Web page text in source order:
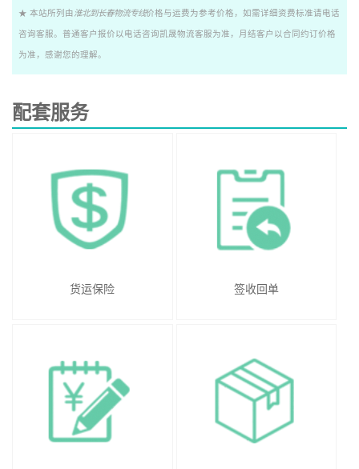
★ 本站所列由淮北到长春物流专线价格与运费为参考价格，如需详细资费标准请电话
咨询客服。普通客户报价以电话咨询凯晟物流客服为准，月结客户以合同约订价格
为准，感谢您的理解。
配套服务
货运保险 签收回单